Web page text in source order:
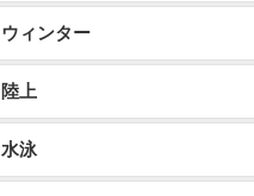
ウィンター
陸上
水泳